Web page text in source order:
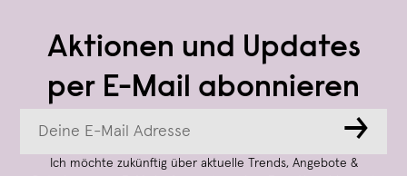
Aktionen und Updates
per E-Mail abonnieren
→
Ich möchte zukünftig über aktuelle Trends, Angebote &